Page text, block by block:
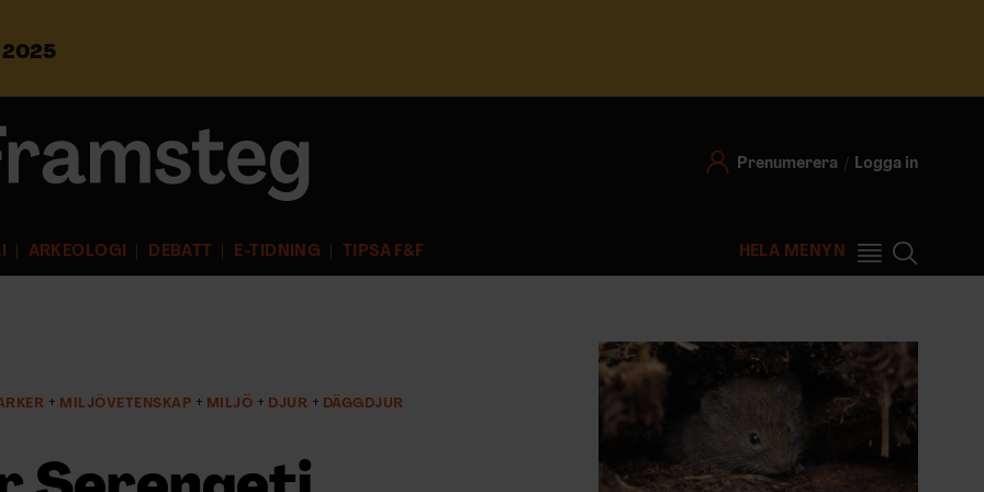
Prenumerera Logga in
ARKEOLOGI DEBATT E-TIDNING TIPSA F&F HELA MENYN
r
MILJÖVETENSKAP MILJÖ DJUR DÄGGDJUR